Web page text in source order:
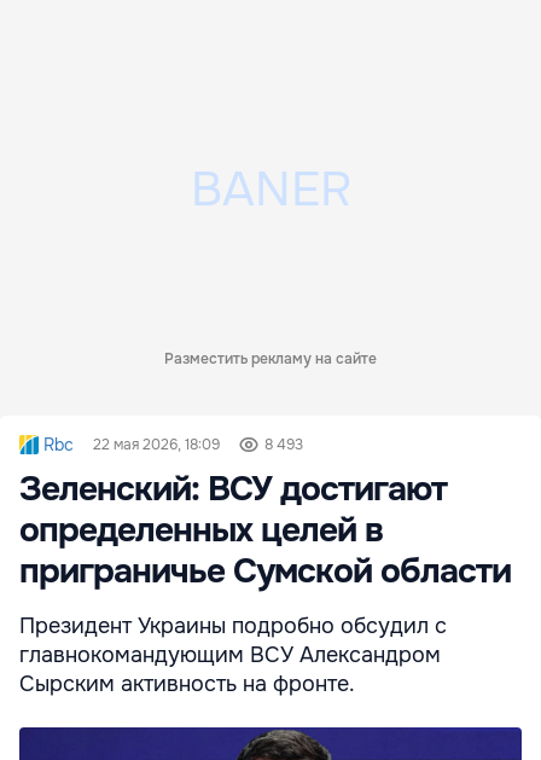
Разместить рекламу на сайте
Rbc 22 мая 2026, 18:09 8 493
Зеленский: ВСУ достигают
определенных целей в
приграничье Сумской области
Президент Украины подробно обсудил с
главнокомандующим ВСУ Александром
Сырским активность на фронте.